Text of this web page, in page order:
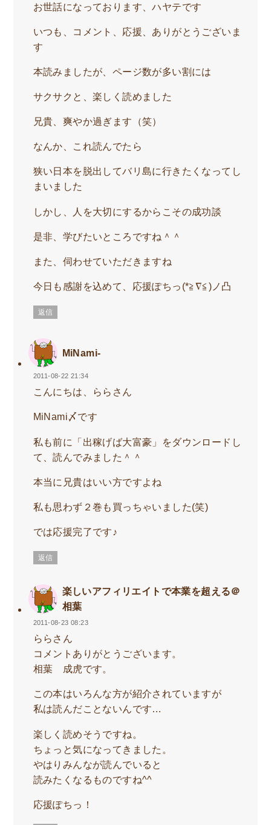
お世話になっております、ハヤテです
いつも、コメント、応援、ありがとうございま
す
本読みましたが、ページ数が多い割には
サクサクと、楽しく読めました
兄貴、爽やか過ぎます（笑）
なんか、これ読んでたら
狭い日本を脱出してバリ島に行きたくなってし
まいました
しかし、人を大切にするからこその成功談
是非、学びたいところですね＾＾
また、伺わせていただきますね
今日も感謝を込めて、応援ぽちっ(*≧∇≦)ノ凸
返信
MiNami-
2011-08-22 21:34
こんにちは、ららさん
MiNami〆です
私も前に「出稼げば大富豪」をダウンロードし
て、読んでみました＾＾
本当に兄貴はいい方ですよね
私も思わず２巻も買っちゃいました(笑)
では応援完了です♪
返信
楽しいアフィリエイトで本業を超える＠
相葉
2011-08-23 08:23
ららさん
コメントありがとうございます。
相葉 成虎です。
この本はいろんな方が紹介されていますが
私は読んだことないんです…
楽しく読めそうですね。
ちょっと気になってきました。
やはりみんなが読んでいると
読みたくなるものですね^^
応援ぽちっ！